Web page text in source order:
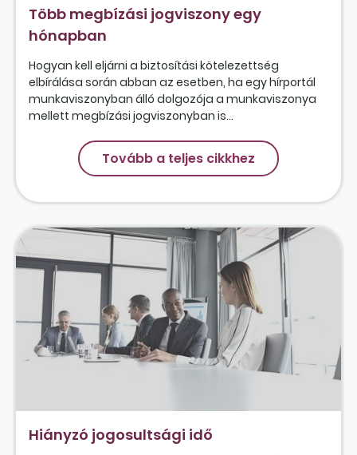
Több megbízási jogviszony egy
hónapban
Hogyan kell eljárni a biztosítási kötelezettség
elbírálása során abban az esetben, ha egy hírportál
munkaviszonyban álló dolgozója a munkaviszonya
mellett megbízási jogviszonyban is...
Tovább a teljes cikkhez
Hiányzó jogosultsági idő